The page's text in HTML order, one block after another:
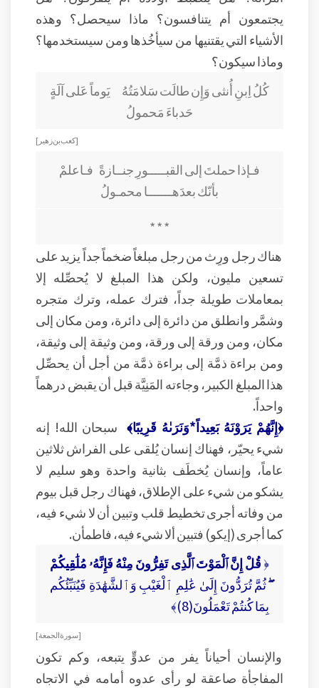
يجتمعون أم يتنافسون؟ ماذا سيحصل؟ وهذه
الأشياء التي يقتنيها من سيأخُذها ومن سيستخدمها؟
وماذا سيكون؟
كُلُ اِبنِ أُنثى وَإِن طالَت سَلامَتُهُ يَوماً عَلى آلَةٍ
حَدباءَ مَحمولُ
[ كعب بن زهير ]
فـإذا حملتَ إلى القبـــــورِ جنــازةً فـاعلمْ
بأنّك بعدَهـــــــا محمـولُ
* * *
هناك رجل ورِث من رجل مبلغاً ضخماً جداً يزيد على
تسعين مليون، ولكن هذا المبلغ لا يُحصِّله إلا
بمعاملات طويلة جداً، فترك عمله، وترك متجره
وشمَّر وانطلق من دائرة إلى دائرة، ومن مكان إلى
مكان، ومن ورقة إلى ورقة، ومن وثيقة إلى وثيقة،
ومن براءة ذمَّة إلى براءة ذمَّة من أجل أن يحصِّل
هذا المبلغ الكبير، وجاءته المَنِيَّة قبل أن يقبض درهماً
واحداً.
﴿إِنَّهُمْ يَرَوْنَهُ بَعِيداً*وَنَرَىٰهُ قَرِيبًا﴾ سبحان الله! إنه
شيء يحيّر، فهناك إنسان يُلقى على الفراش ثلاثين
عاماً، وإنسان يُخطَف بثانية واحدة وهو سليم لا
يشكو من شيء على الإطلاق، فهناك رجل قبل بيوم
من وفاته أجرى تخطيط قلب وتبين أن لا شيء فيه،
كما أجرى (إيكو) فتبين ألا شيء فيه، فاطمأن.
﴿قُلْ إِنَّ ٱلْمَوْتَ ٱلَّذِى تَفِرُّونَ مِنْهُ فَإِنَّهُۥ مُلَٰقِيكُمْ
ۖثُمَّ تُرَدُّونَ إِلَىٰ عَٰلِمِ ٱلْغَيْبِ وَٱلشَّهَٰدَةِ فَيُنَبِّئُكُم
بِمَا كُنتُمْ تَعْمَلُونَ(8)﴾
[ سورة الجمعة ]
والإنسان أحياناً يفر من عدوٍّ يتبعه، وكم تكون
المفاجأة صاعقة لو رأى عدوه أمامه في الاتجاه